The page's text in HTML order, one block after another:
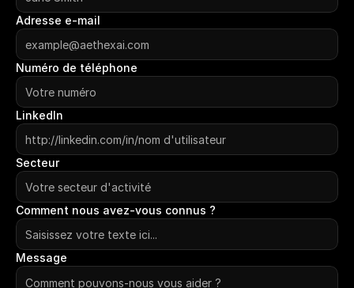
Adresse e-mail
Numéro de téléphone
LinkedIn
Secteur
Comment nous avez-vous connus ?
Message